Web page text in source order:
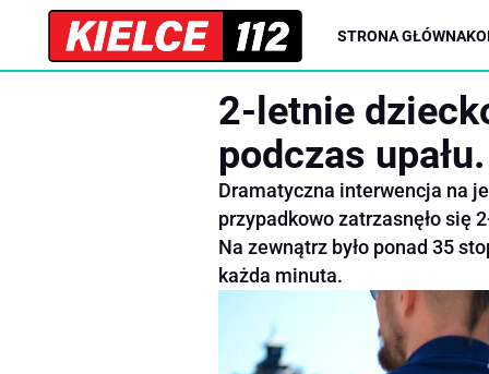
STRONA GŁÓWNA
2-letnie
podczas
Dramatyczna interwencja na
przypadkowo zatrzasnęło się
Na zewnątrz było ponad 35
każda minuta.